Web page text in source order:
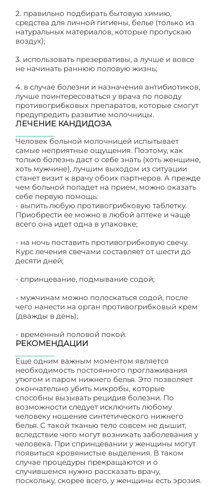
2. правильно подбирать бытовую химию,
средства для личной гигиены, белье (только из
натуральных материалов, которые пропускаю
воздух);
3. использовать презервативы, а лучше и вовсе
не начинать раннюю половую жизнь;
4. в случае болезни и назначения антибиотиков,
лучше поинтересоваться у врача по поводу
противогрибковых препаратов, которые смогут
предупредить развитие молочницы.
ЛЕЧЕНИЕ КАНДИДОЗА
Человек больной молочницей испытывает
самые неприятные ощущения. Поэтому, как
только болезнь даст о себе знать (хоть женщине,
хоть мужчине), лучшим выходом из ситуации
станет визит к врачу обоих партнеров. А прежде
чем больной попадет на прием, можно оказать
себе первую помощь:
- выпить любую противогрибковую таблетку.
Приобрести ее можно в любой аптеке и чаще
всего она идет одна в упаковке;
- на ночь поставить противогрибковую свечу.
Курс лечения свечами составляет от шести до
десяти дней;
- спринцевание, подмывание содой;
- мужчинам можно полоскаться содой, после
чего нанести на орган противогрибковый крем
(дважды в день);
- временный половой покой.
РЕКОМЕНДАЦИИ
Еще одним важным моментом является
необходимость постоянного проглаживания
утюгом и паром нижнего белья. Это позволяет
окончательно убить микробы, которые
способны вызывать рецидив болезни. По
возможности следует исключить любому
человеку ношение синтетического нижнего
белья. С такой тканью тело совсем не дышит,
вследствие чего могут возникать заболевания у
человека. При спринцевании у женщины могут
появиться кровянистые выделения. В таком
случае процедуры прекращаются и о
случившемся нужно рассказать врачу,
поскольку, скорее всего, у женщины есть эрозия.